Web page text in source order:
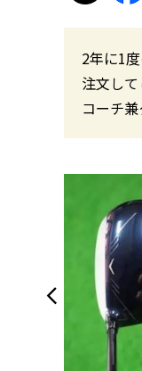
2年に1
注文し
コーチ